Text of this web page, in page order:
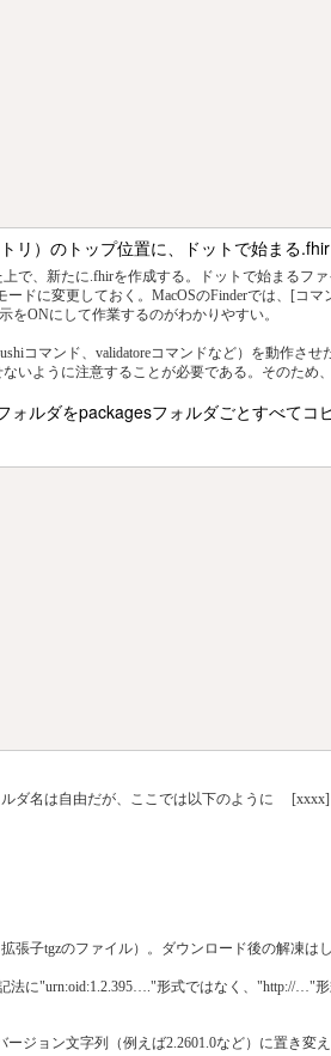
）のトップ位置に、ドットで始まる
、新たに.fhirを作成する。ドットで始まるフ
ドに変更しておく。MacOSのFinderでは、[コ
ONにして作業するのがわかりやすい。
コマンド、validatoreコマンドなど）を動作さ
いように注意することが必要である。そのため
ルダをpackagesフォルダごとすべてコピ
ルダ名は自由だが、ここでは以下のように
張子tgzのファイル）。ダウンロード後の解凍
に"urn:oid:1.2.395…."形式ではなく、"http://…"
ジョン文字列（例えば2.2601.0など）に置き変え